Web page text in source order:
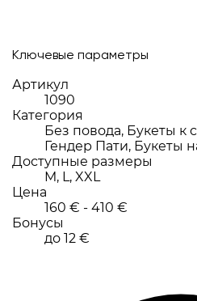
Ключевые параметры
Артикул
1090
Категория
Без повода, Букеты к
Гендер Пати, Букеты
Доступные размеры
M, L, XXL
Цена
160 € - 410 €
Бонусы
до 12 €